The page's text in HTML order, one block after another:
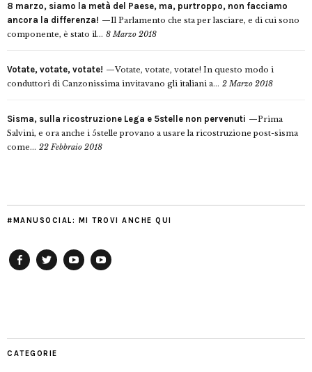
8 marzo, siamo la metà del Paese, ma, purtroppo, non facciamo
ancora la differenza!
Il Parlamento che sta per lasciare, e di cui sono
componente, è stato il... 8 Marzo 2018
Votate, votate, votate!
Votate, votate, votate! In questo modo i
conduttori di Canzonissima invitavano gli italiani a... 2 Marzo 2018
Sisma, sulla ricostruzione Lega e 5stelle non pervenuti
Prima
Salvini, e ora anche i 5stelle provano a usare la ricostruzione post-sisma
come... 22 Febbraio 2018
#MANUSOCIAL: MI TROVI ANCHE QUI
CATEGORIE